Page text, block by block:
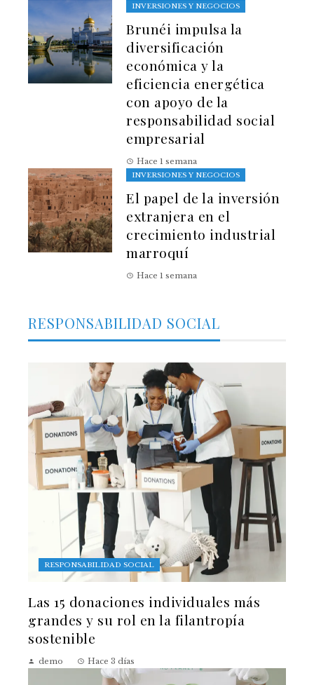
INVERSIONES Y NEGOCIOS
Brunéi impulsa la
diversificación
económica y la
eficiencia energética
con apoyo de la
responsabilidad social
empresarial
Hace 1 semana
INVERSIONES Y NEGOCIOS
El papel de la inversión
extranjera en el
crecimiento industrial
marroquí
Hace 1 semana
RESPONSABILIDAD SOCIAL
RESPONSABILIDAD SOCIAL
Las 15 donaciones individuales más
grandes y su rol en la filantropía
sostenible
demo Hace 3 días